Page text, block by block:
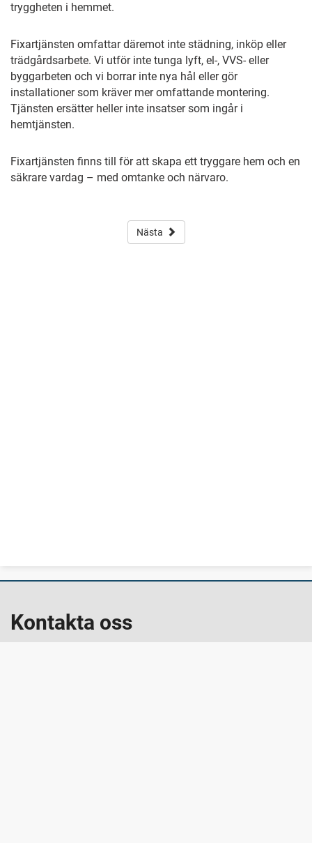
tryggheten i hemmet.
Fixartjänsten omfattar däremot inte städning, inköp eller
trädgårdsarbete. Vi utför inte tunga lyft, el-, VVS- eller
byggarbeten och vi borrar inte nya hål eller gör
installationer som kräver mer omfattande montering.
Tjänsten ersätter heller inte insatser som ingår i
hemtjänsten.
Fixartjänsten finns till för att skapa ett tryggare hem och en
säkrare vardag – med omtanke och närvaro.
Nästa
Kontakta oss